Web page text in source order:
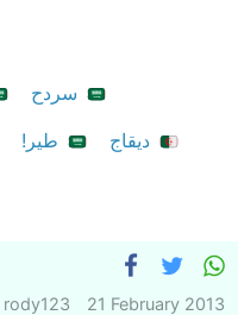
سردح
طير!
ديقاج
rody123 21 February 2013